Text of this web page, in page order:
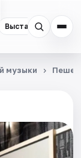
Выставки
музыки